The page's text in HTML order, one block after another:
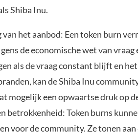
Shiba Inu.
het aanbod: Een token burn
de economische wet van vraag
als de vraag constant blijft en
kan de Shiba Inu
mogelijk een opwaartse druk op
betrokkenheid: Token burns
voor de community. Ze tonen